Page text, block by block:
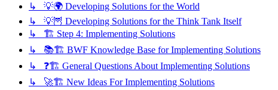
↳ 💡🌍 Developing Solutions for the World
↳ 💡🦉 Developing Solutions for the Think Tank Itself
↳ 🏗️ Step 4: Implementing Solutions
↳ 📚🏗️ BWF Knowledge Base for Implementing Solutions
↳ ❓🏗️ General Questions About Implementing Solutions
↳ 🚀🏗️ New Ideas For Implementing Solutions